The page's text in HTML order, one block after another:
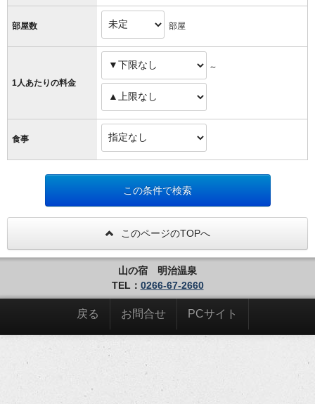
部屋数 部屋
1人あたりの料金
～
食事
このページのTOPへ
山の宿 明治温泉
TEL： 0266-67-2660
戻る お問合せ PCサイト